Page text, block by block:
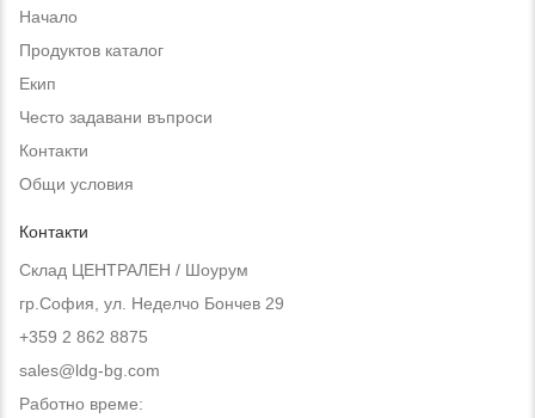
Начало
Продуктов каталог
Екип
Често задавани въпроси
Контакти
Общи условия
Контакти
Склад ЦЕНТРАЛЕН / Шоурум
гр.София, ул. Неделчо Бончев 29
+359 2 862 8875
sales@ldg-bg.com
Работно време: